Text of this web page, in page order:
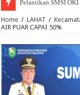
Bupati Lahat Hadiri
Home / LAHAT /
AIR PUAR CAPAI 50%